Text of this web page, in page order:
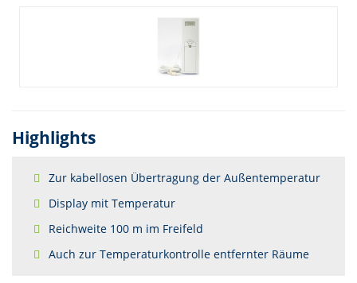
Highlights
Zur kabellosen Übertragung der Außentemperatur
Display mit Temperatur
Reichweite 100 m im Freifeld
Auch zur Temperaturkontrolle entfernter Räume